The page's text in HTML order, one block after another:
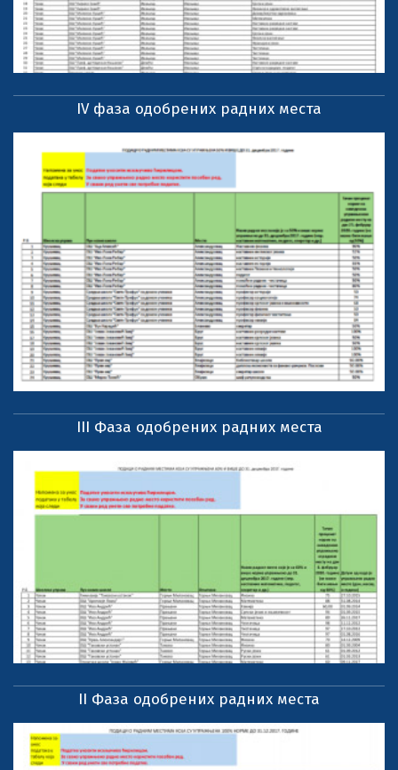
IV фаза одобрених радних места
III Фаза одобрених радних места
II Фаза одобрених радних места